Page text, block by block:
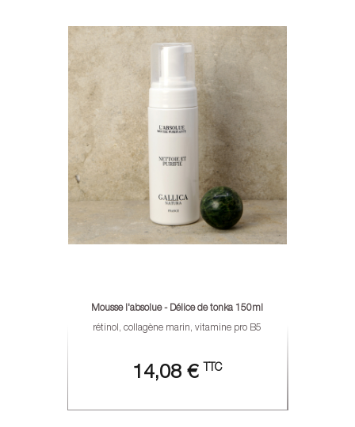
Mousse l'absolue - Délice de tonka 150ml
rétinol, collagène marin, vitamine pro B5
14,08 € TTC